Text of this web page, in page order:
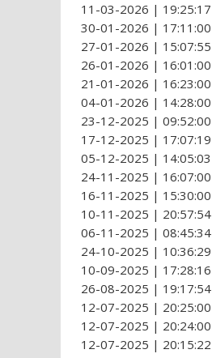
11-03-2026 | 19:25:17
30-01-2026 | 17:11:00
27-01-2026 | 15:07:55
26-01-2026 | 16:01:00
21-01-2026 | 16:23:00
04-01-2026 | 14:28:00
23-12-2025 | 09:52:00
17-12-2025 | 17:07:19
05-12-2025 | 14:05:03
24-11-2025 | 16:07:00
16-11-2025 | 15:30:00
10-11-2025 | 20:57:54
06-11-2025 | 08:45:34
24-10-2025 | 10:36:29
10-09-2025 | 17:28:16
26-08-2025 | 19:17:54
12-07-2025 | 20:25:00
12-07-2025 | 20:24:00
12-07-2025 | 20:15:22